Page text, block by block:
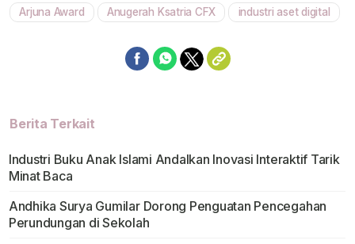
Arjuna Award Anugerah Ksatria CFX industri aset digital
Berita Terkait
Industri Buku Anak Islami Andalkan Inovasi Interaktif Tarik
Minat Baca
Andhika Surya Gumilar Dorong Penguatan Pencegahan
Perundungan di Sekolah